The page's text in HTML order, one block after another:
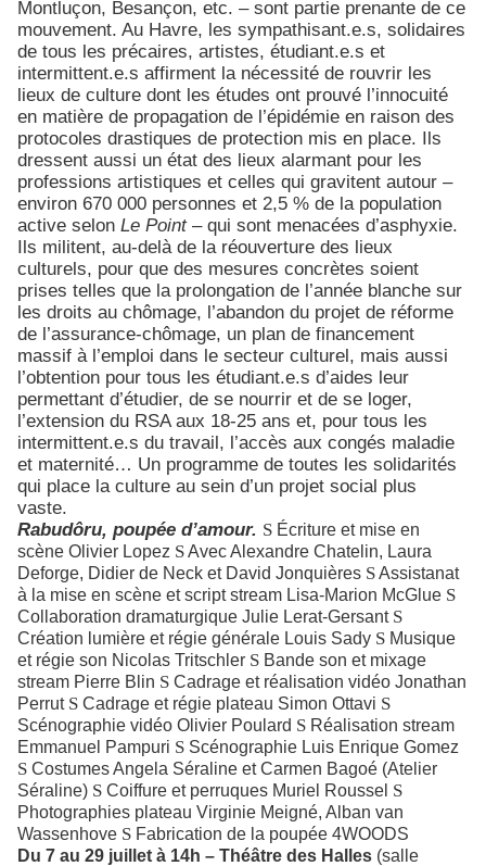
Montluçon, Besançon, etc. – sont partie prenante de ce
mouvement. Au Havre, les sympathisant.e.s, solidaires
de tous les précaires, artistes, étudiant.e.s et
intermittent.e.s affirment la nécessité de rouvrir les
lieux de culture dont les études ont prouvé l’innocuité
en matière de propagation de l’épidémie en raison des
protocoles drastiques de protection mis en place. Ils
dressent aussi un état des lieux alarmant pour les
professions artistiques et celles qui gravitent autour –
environ 670 000 personnes et 2,5 % de la population
active selon Le Point– qui sont menacées d’asphyxie.
Ils militent, au-delà de la réouverture des lieux
culturels, pour que des mesures concrètes soient
prises telles que la prolongation de l’année blanche sur
les droits au chômage, l’abandon du projet de réforme
de l’assurance-chômage, un plan de financement
massif à l’emploi dans le secteur culturel, mais aussi
l’obtention pour tous les étudiant.e.s d’aides leur
permettant d’étudier, de se nourrir et de se loger,
l’extension du RSA aux 18-25 ans et, pour tous les
intermittent.e.s du travail, l’accès aux congés maladie
et maternité… Un programme de toutes les solidarités
qui place la culture au sein d’un projet social plus
vaste.
Rabudôru, poupée d’amour. S Écriture et mise en
scène Olivier Lopez SAvec Alexandre Chatelin, Laura
Deforge, Didier de Neck et David Jonquières SAssistanat
à la mise en scène et script stream Lisa-Marion McGlue S
Collaboration dramaturgique Julie Lerat-Gersant S
Création lumière et régie générale Louis Sady S Musique
et régie son Nicolas Tritschler S Bande son et mixage
stream Pierre Blin S Cadrage et réalisation vidéo Jonathan
Perrut S Cadrage et régie plateau Simon Ottavi S
Scénographie vidéo Olivier Poulard S Réalisation stream
Emmanuel Pampuri S Scénographie Luis Enrique Gomez
S Costumes Angela Séraline et Carmen Bagoé (Atelier
Séraline) S Coiffure et perruques Muriel Roussel S
Photographies plateau Virginie Meigné, Alban van
Wassenhove S Fabrication de la poupée 4WOODS
Du 7 au 29 juillet à 14h – Théâtre des Halles (salle